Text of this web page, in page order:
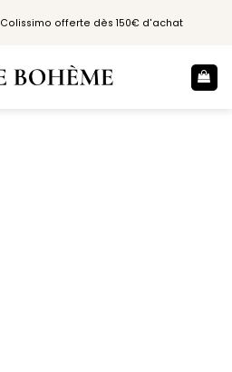
offerte dès 150€ d'achat